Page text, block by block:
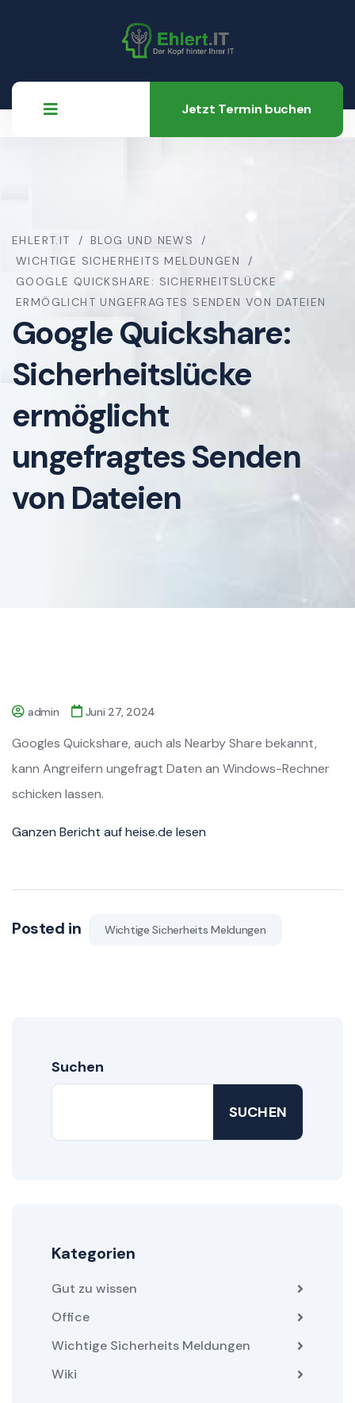
Jetzt Termin buchen
EHLERT.IT
BLOG UND NEWS
WICHTIGE SICHERHEITS MELDUNGEN
GOOGLE QUICKSHARE: SICHERHEITSLÜCKE
ERMÖGLICHT UNGEFRAGTES SENDEN VON DATEIEN
Google Quickshare:
Sicherheitslücke
ermöglicht
ungefragtes Senden
von Dateien
admin Juni 27, 2024
Googles Quickshare, auch als Nearby Share bekannt,
kann Angreifern ungefragt Daten an Windows-Rechner
schicken lassen.
Ganzen Bericht auf heise.de lesen
Posted in Wichtige Sicherheits Meldungen
Suchen
SUCHEN
Kategorien
Gut zu wissen
Office
Wichtige Sicherheits Meldungen
Wiki